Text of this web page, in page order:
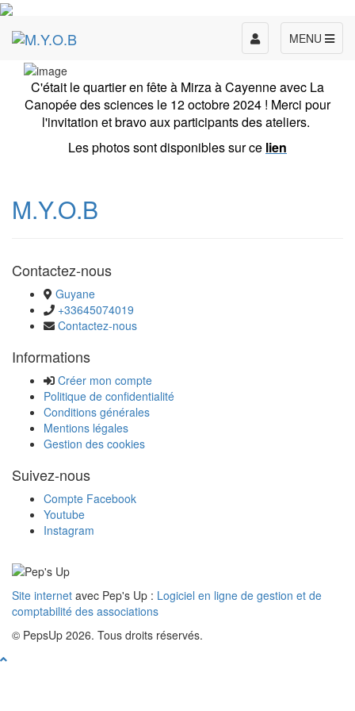
MENU
Toggle
navigation
C'était le quartier en fête à Mirza à Cayenne avec La
Canopée des sciences le 12 octobre 2024 ! Merci pour
l'invitation et bravo aux participants des ateliers.
Les photos sont disponibles sur ce lien
M.Y.O.B
Contactez-nous
Guyane
+33645074019
Contactez-nous
Informations
Créer mon compte
Politique de confidentialité
Conditions générales
Mentions légales
Gestion des cookies
Suivez-nous
Compte Facebook
Youtube
Instagram
Site internet avec Pep's Up : Logiciel en ligne de gestion et de
comptabilité des associations
© PepsUp 2026. Tous droits réservés.